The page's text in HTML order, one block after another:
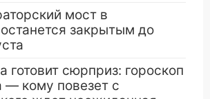
мост в
закрытым до
готовит сюрприз: гороскоп
— кому повезет с